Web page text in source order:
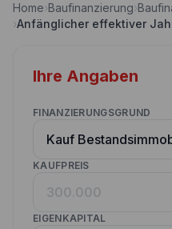
Nebenkostenrechner
Annuitätenrechner
Wettbewerbe
Kunden werben Kunden
Kontakt
Home›Baufinanzierung›
›Anfänglicher effektiver
Ihre Angaben
FINANZIERUNGSGRUND
KAUFPREIS
EIGENKAPITAL